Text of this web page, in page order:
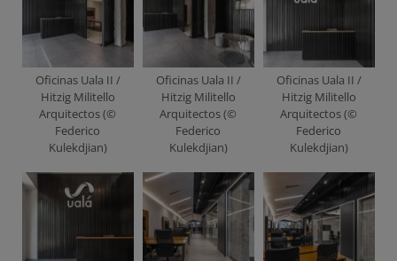
Oficinas Uala II /
Hitzig Militello
Arquitectos (©
Federico
Kulekdjian)
Oficinas Uala II /
Hitzig Militello
Arquitectos (©
Federico
Kulekdjian)
Oficinas Uala II /
Hitzig Militello
Arquitectos (©
Federico
Kulekdjian)